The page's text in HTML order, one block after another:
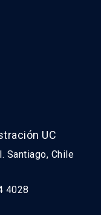
UC
Santiago, Chile
4028